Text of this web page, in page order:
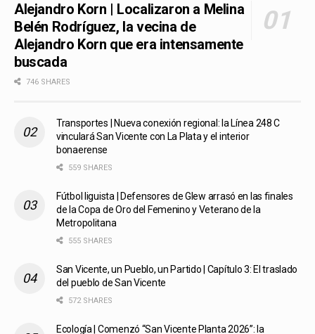
Alejandro Korn | Localizaron a Melina
Belén Rodríguez, la vecina de
Alejandro Korn que era intensamente
buscada
746 SHARES
Transportes | Nueva conexión regional: la Línea 248 C
vinculará San Vicente con La Plata y el interior
bonaerense
559 SHARES
Fútbol liguista | Defensores de Glew arrasó en las finales
de la Copa de Oro del Femenino y Veterano de la
Metropolitana
555 SHARES
San Vicente, un Pueblo, un Partido | Capítulo 3: El traslado
del pueblo de San Vicente
572 SHARES
Ecología | Comenzó “San Vicente Planta 2026”: la